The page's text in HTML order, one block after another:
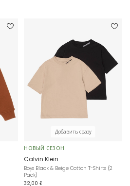
Добавить сразу
НОВЫЙ СЕЗОН
Calvin Klein
Boys Black & Beige Cotton T-Shirts (2
Pack)
32,00 £